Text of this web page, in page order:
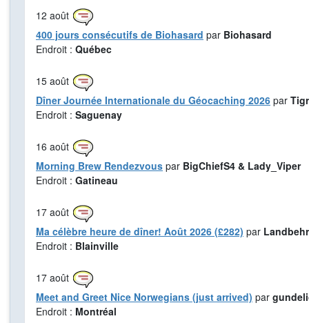
12 août
400 jours consécutifs de Biohasard par Biohasard
Endroit : Québec
15 août
Dîner Journée Internationale du Géocaching 2026 par
Endroit : Saguenay
16 août
Morning Brew Rendezvous par BigChiefS4 & Lady_Viper
Endroit : Gatineau
17 août
Ma célèbre heure de dîner! Août 2026 (£282) par
Endroit : Blainville
17 août
Meet and Greet Nice Norwegians (just arrived) par
Endroit : Montréal